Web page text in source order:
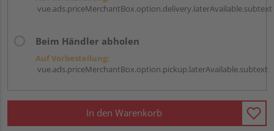
vue.ads.priceMerchantBox.option.delivery.laterAvailable.subtext
Beim Händler abholen
Auf Vorbestellung:
vue.ads.priceMerchantBox.option.pickup.laterAvailable.subtext
In den Warenkorb